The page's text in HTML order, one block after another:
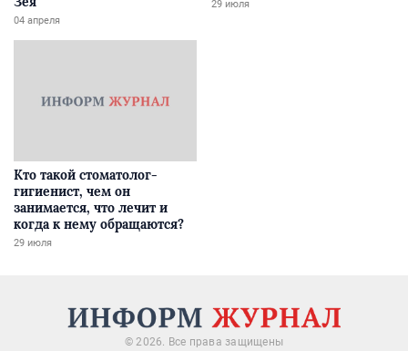
04 апреля
29 июля
Кто такой стоматолог-
гигиенист, чем он
занимается, что лечит и
когда к нему обращаются?
29 июля
© 2026. Все права защищены